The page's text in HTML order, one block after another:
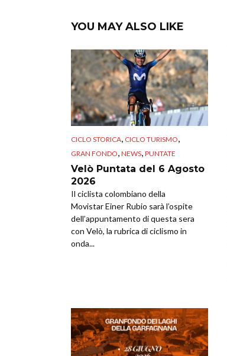
YOU MAY ALSO LIKE
CICLO STORICA, CICLO TURISMO,
GRAN FONDO, NEWS, PUNTATE
Velò Puntata del 6 Agosto
2026
Il ciclista colombiano della
Movistar Einer Rubio sarà l’ospite
dell’appuntamento di questa sera
con Velò, la rubrica di ciclismo in
onda...